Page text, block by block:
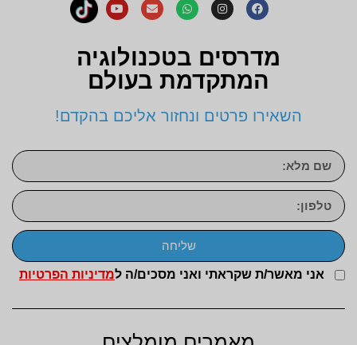
מדרסים בטכנולוגיה
המתקדמת בעולם
השאירו פרטים ונחזור אליכם בהקדם!
אני מאשר/ת שקראתי ואני מסכים/ה למדיניות הפרטיות
שליחה